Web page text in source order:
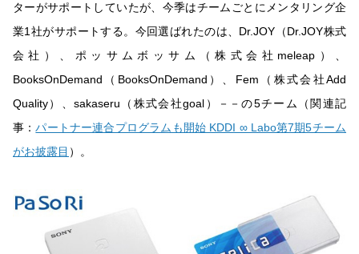
ターがサポートしていたが、今季はチームごとにメンタリング企
業1社がサポートする。今回選ばれたのは、Dr.JOY（Dr.JOY株式
会社）、ポッサムボッサム（株式会社meleap）、
BooksOnDemand（BooksOnDemand）、Fem（株式会社Add
Quality）、sakaseru（株式会社goal）－－の5チーム（関連記
事：パートナー連合プログラムも開始 KDDI ∞ Labo第7期5チーム
がお披露目 ）。